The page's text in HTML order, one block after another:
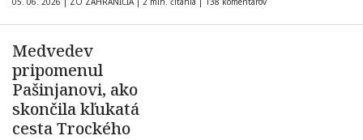
Medvedev
pripomenul
Pašinjanovi, ako
skončila kľukatá
cesta Trockého